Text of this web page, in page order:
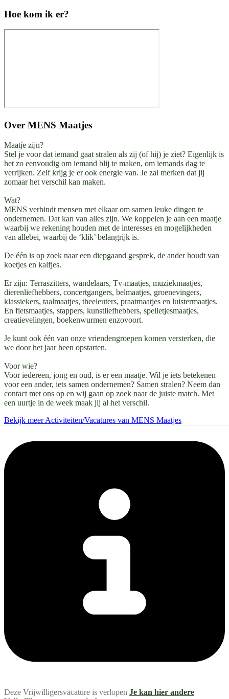
Hoe kom ik er?
Over MENS Maatjes
Maatje zijn?
Stel je voor dat iemand gaat stralen als zij (of hij) je ziet? Eigenlijk is
het zo eenvoudig om iemand blij te maken, om iemands dag te
verrijken. Zelf krijg je er ook energie van. Je zal merken dat jij
zomaar het verschil kan maken.
Wat?
MENS verbindt mensen met elkaar om samen leuke dingen te
ondernemen. Dat kan van alles zijn. We koppelen je aan een maatje
waarbij we rekening houden met de interesses en mogelijkheden
van allebei, waarbij de ‘klik’ belangrijk is.
De één is op zoek naar een diepgaand gesprek, de ander houdt van
koetjes en kalfjes.
Er zijn: Terraszitters, wandelaars, Tv-maatjes, muziekmaatjes,
dierenliefhebbers, concertgangers, belmaatjes, groenevingers,
klassiekers, taalmaatjes, theeleuters, praatmaatjes en luistermaatjes.
En fietsmaatjes, stappers, kunstliefhebbers, spelletjesmaatjes,
creatievelingen, boekenwurmen enzovoort.
Je kunt ook één van onze vriendengroepen komen versterken, die
we door het jaar heen opstarten.
Voor wie?
Voor iedereen, jong en oud, is er een maatje. Wil je iets betekenen
voor een ander, iets samen ondernemen? Samen stralen? Neem dan
contact met ons op en wij gaan op zoek naar de juiste match. Met
een uurtje in de week maak jij al het verschil.
Bekijk meer Activiteiten/Vacatures van MENS Maatjes
Deze Vrijwilligersvacature is verlopen Je kan hier andere